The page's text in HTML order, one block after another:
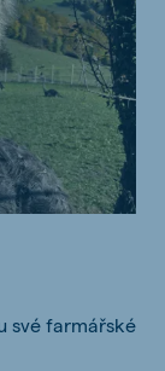
své farmářské